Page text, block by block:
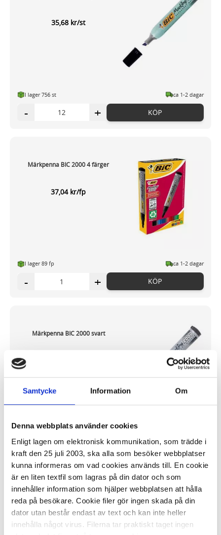
Samtycke Information Om
Denna webbplats använder cookies
Enligt lagen om elektronisk kommunikation, som trädde i
kraft den 25 juli 2003, ska alla som besöker webbplatser
kunna informeras om vad cookies används till. En cookie
är en liten textfil som lagras på din dator och som
innehåller information som hjälper webbplatsen att hålla
reda på besökare. Cookie filer gör ingen skada på din
dator utan består endast av text och kan inte heller
innehålla något virus. Filerna tar praktiskt taget ingen
35,68 kr/st
I lager 756 st ca 1-2 dagar
- + KÖP
Märkpenna BIC 2000 4 färger
37,04 kr/fp
I lager 89 fp ca 1-2 dagar
- + KÖP
Märkpenna BIC 2000 svart
- + KÖP
Märkpenna BIC 2300 4 färger
37,40 kr/fp